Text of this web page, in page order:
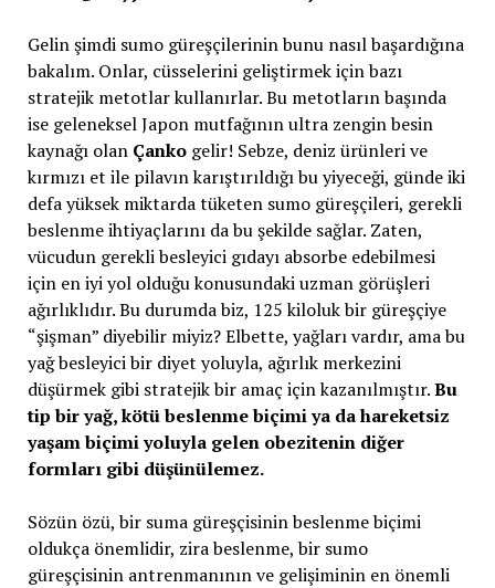
Gelin şimdi sumo güreşçilerinin bunu nasıl başardığına
bakalım. Onlar, cüsselerini geliştirmek için bazı
stratejik metotlar kullanırlar. Bu metotların başında
ise geleneksel Japon mutfağının ultra zengin besin
kaynağı olan Çankogelir! Sebze, deniz ürünleri ve
kırmızı et ile pilavın karıştırıldığı bu yiyeceği, günde iki
defa yüksek miktarda tüketen sumo güreşçileri, gerekli
beslenme ihtiyaçlarını da bu şekilde sağlar. Zaten,
vücudun gerekli besleyici gıdayı absorbe edebilmesi
için en iyi yol olduğu konusundaki uzman görüşleri
ağırlıklıdır. Bu durumda biz, 125 kiloluk bir güreşçiye
“şişman” diyebilir miyiz? Elbette, yağları vardır, ama bu
yağ besleyici bir diyet yoluyla, ağırlık merkezini
düşürmek gibi stratejik bir amaç için kazanılmıştır.Bu
tip bir yağ, kötü beslenme biçimi ya da hareketsiz
yaşam biçimi yoluyla gelen obezitenin diğer
formları gibi düşünülemez.
Sözün özü, bir suma güreşçisinin beslenme biçimi
oldukça önemlidir, zira beslenme, bir sumo
güreşçisinin antrenmanının ve gelişiminin en önemli